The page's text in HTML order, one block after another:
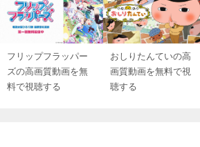
フリップフラッパー
ズの高画質動画を無
料で視聴する
おしりたんていの高
画質動画を無料で視
聴する